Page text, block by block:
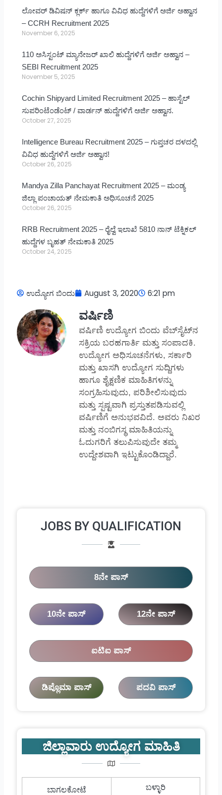
ಲೋವರ್ ಡಿವಿಷನ್ ಕ್ಲರ್ಕ್ ಹಾಗೂ ವಿವಿಧ ಹುದ್ದೆಗಳಿಗೆ ಅರ್ಜಿ ಅಹ್ವಾನ
– CCRH Recruitment 2025
November 6, 2025
110 ಅಸಿಸ್ಟಂಟ್ ಮ್ಯಾನೇಜರ್ ಖಾಲಿ ಹುದ್ದೆಗಳಿಗೆ ಅರ್ಜಿ ಅಹ್ವಾನ –
SEBI Recruitment 2025
November 5, 2025
Cochin Shipyard Limited Recruitment 2025 – ಹಾಸ್ಟೆಲ್
ಸುಪರಿಂಟೆಂಡೆಂಟ್ / ವಾರ್ಡನ್ ಹುದ್ದೆಗಳಿಗೆ ಅರ್ಜಿ ಅಹ್ವಾನ.
October 27, 2025
Intelligence Bureau Recruitment 2025 – ಗುಪ್ತಚರ ದಳದಲ್ಲಿ
ವಿವಿಧ ಹುದ್ದೆಗಳಿಗೆ ಅರ್ಜಿ ಅಹ್ವಾನ!
October 26, 2025
Mandya Zilla Panchayat Recruitment 2025 – ಮಂಡ್ಯ
ಜಿಲ್ಲಾ ಪಂಚಾಯತ್ ನೇಮಕಾತಿ ಅಧಿಸೂಚನೆ 2025
October 26, 2025
RRB Recruitment 2025 – ರೈಲ್ವೆ ಇಲಾಖೆ 5810 ನಾನ್ ಟೆಕ್ನಿಕಲ್
ಹುದ್ದೆಗಳ ಬೃಹತ್ ನೇಮಕಾತಿ 2025
October 24, 2025
ಉದ್ಯೋಗ ಬಿಂದು August 3, 2020 6:21 pm
ವರ್ಷಿಣಿ
ವರ್ಷಿಣಿ ಉದ್ಯೋಗ ಬಿಂದು ವೆಬ್‌ಸೈಟ್‌ನ
ಸಕ್ರಿಯ ಬರಹಗಾರ್ತಿ ಮತ್ತು ಸಂಪಾದಕಿ.
ಉದ್ಯೋಗ ಅಧಿಸೂಚನೆಗಳು, ಸರ್ಕಾರಿ
ಮತ್ತು ಖಾಸಗಿ ಉದ್ಯೋಗ ಸುದ್ದಿಗಳು
ಹಾಗೂ ಶೈಕ್ಷಣಿಕ ಮಾಹಿತಿಗಳನ್ನು
ಸಂಗ್ರಹಿಸುವುದು, ಪರಿಶೀಲಿಸುವುದು
ಮತ್ತು ಸ್ಪಷ್ಟವಾಗಿ ಪ್ರಸ್ತುತಪಡಿಸುವಲ್ಲಿ
ವರ್ಷಿಣಿಗೆ ಅನುಭವವಿದೆ. ಅವರು ನಿಖರ
ಮತ್ತು ನಂಬಿಗಸ್ಥ ಮಾಹಿತಿಯನ್ನು
ಓದುಗರಿಗೆ ತಲುಪಿಸುವುದೇ ತಮ್ಮ
ಉದ್ದೇಶವಾಗಿ ಇಟ್ಟುಕೊಂಡಿದ್ದಾರೆ.
JOBS BY QUALIFICATION
8ನೇ ಪಾಸ್
10ನೇ ಪಾಸ್ 12ನೇ ಪಾಸ್
ಐಟಿಐ ಪಾಸ್
ಡಿಪ್ಲೊಮಾ ಪಾಸ್ ಪದವಿ ಪಾಸ್
ಜಿಲ್ಲಾವಾರು ಉದ್ಯೋಗ ಮಾಹಿತಿ
ಬಾಗಲಕೋಟೆ ಬಳ್ಳಾರಿ